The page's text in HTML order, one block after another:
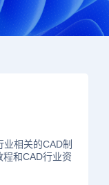
相关的CAD制
和CAD行业资